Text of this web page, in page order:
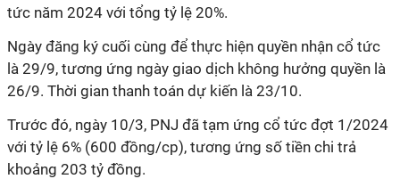
tức năm 2024 với tổng tỷ lệ 20%.
Ngày đăng ký cuối cùng để thực hiện quyền nhận cổ tức
là 29/9, tương ứng ngày giao dịch không hưởng quyền là
26/9. Thời gian thanh toán dự kiến là 23/10.
Trước đó, ngày 10/3, PNJ đã tạm ứng cổ tức đợt 1/2024
với tỷ lệ 6% (600 đồng/cp), tương ứng số tiền chi trả
khoảng 203 tỷ đồng.